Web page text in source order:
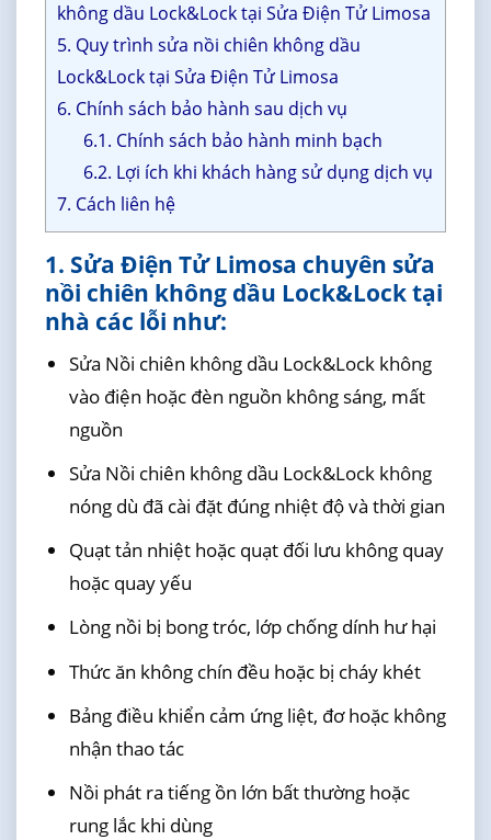
không dầu Lock&Lock tại Sửa Điện Tử Limosa
5. Quy trình sửa nồi chiên không dầu
Lock&Lock tại Sửa Điện Tử Limosa
6. Chính sách bảo hành sau dịch vụ
6.1. Chính sách bảo hành minh bạch
6.2. Lợi ích khi khách hàng sử dụng dịch vụ
7. Cách liên hệ
1. Sửa Điện Tử Limosa chuyên sửa
nồi chiên không dầu Lock&Lock tại
nhà các lỗi như:
Sửa Nồi chiên không dầu Lock&Lock không
vào điện hoặc đèn nguồn không sáng, mất
nguồn
Sửa Nồi chiên không dầu Lock&Lock không
nóng dù đã cài đặt đúng nhiệt độ và thời gian
Quạt tản nhiệt hoặc quạt đối lưu không quay
hoặc quay yếu
Lòng nồi bị bong tróc, lớp chống dính hư hại
Thức ăn không chín đều hoặc bị cháy khét
Bảng điều khiển cảm ứng liệt, đơ hoặc không
nhận thao tác
Nồi phát ra tiếng ồn lớn bất thường hoặc
rung lắc khi dùng